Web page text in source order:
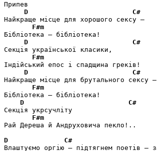
Припев
D
C#
Найкраще місце для хорошого сексу –
F#m
Бібліотека – бібліотека!
D
C#
Секція української класики,
F#m
Індійський епос і спадщина греків!
D
C#
Найкраще місце для брутального сексу –
F#m
Бібліотека – бібліотека!
D
C#
Секція укрсучліту
F#m
Рай Дереша й Андруховича пекло!..
D
C#